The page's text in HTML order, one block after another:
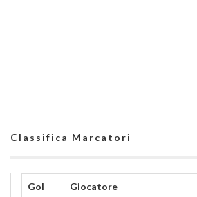
Classifica Marcatori
Gol Giocatore